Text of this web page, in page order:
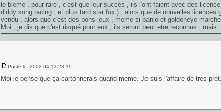
le bleme , pour rare , c'est que leur succès , ils l'ont faient avec des
diddy kong racing , et plus tard star fox ) , alors que de nouvelles licences
vendu , alors que c'est des bons jeux , meme si banjo et goldeneye
Moi , je dis que c'est risqué pour eux , ils seront peut etre reconnus , mais
Posté le: 2002-04-13 23:19
Moi je pense que ça cartonnerais quand meme. Je suis l'affaire de tres pret.